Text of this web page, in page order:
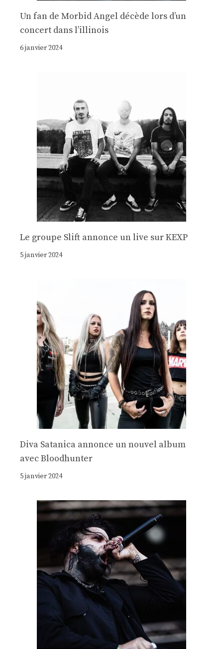
Un fan de Morbid Angel décède lors d’un
concert dans l’illinois
6 janvier 2024
Le groupe Slift annonce un live sur KEXP
5 janvier 2024
Diva Satanica annonce un nouvel album
avec Bloodhunter
5 janvier 2024